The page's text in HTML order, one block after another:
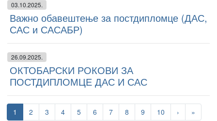
03.10.2025.
Важно обавештење за постдипломце (ДАС,
САС и САСАБР)
26.09.2025.
ОКТОБАРСКИ РОКОВИ ЗА
ПОСТДИПЛОМЦЕ ДАС И САС
1 2 3 4 5 6 7 8 9 10 › »